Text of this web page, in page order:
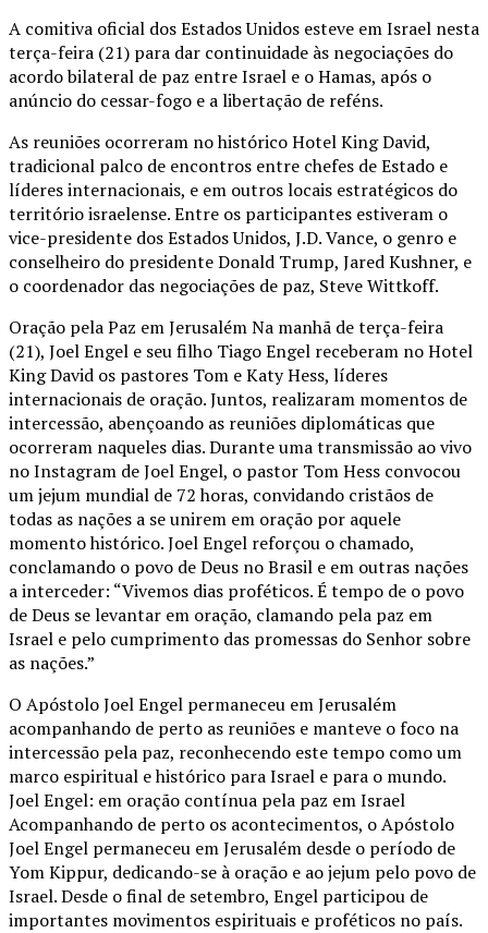
A comitiva oficial dos Estados Unidos esteve em Israel nesta
terça-feira (21) para dar continuidade às negociações do
acordo bilateral de paz entre Israel e o Hamas, após o
anúncio do cessar-fogo e a libertação de reféns.
As reuniões ocorreram no histórico Hotel King David,
tradicional palco de encontros entre chefes de Estado e
líderes internacionais, e em outros locais estratégicos do
território israelense. Entre os participantes estiveram o
vice-presidente dos Estados Unidos, J.D. Vance, o genro e
conselheiro do presidente Donald Trump, Jared Kushner, e
o coordenador das negociações de paz, Steve Wittkoff.
Oração pela Paz em Jerusalém Na manhã de terça-feira
(21), Joel Engel e seu filho Tiago Engel receberam no Hotel
King David os pastores Tom e Katy Hess, líderes
internacionais de oração. Juntos, realizaram momentos de
intercessão, abençoando as reuniões diplomáticas que
ocorreram naqueles dias. Durante uma transmissão ao vivo
no Instagram de Joel Engel, o pastor Tom Hess convocou
um jejum mundial de 72 horas, convidando cristãos de
todas as nações a se unirem em oração por aquele
momento histórico. Joel Engel reforçou o chamado,
conclamando o povo de Deus no Brasil e em outras nações
a interceder: “Vivemos dias proféticos. É tempo de o povo
de Deus se levantar em oração, clamando pela paz em
Israel e pelo cumprimento das promessas do Senhor sobre
as nações.”
O Apóstolo Joel Engel permaneceu em Jerusalém
acompanhando de perto as reuniões e manteve o foco na
intercessão pela paz, reconhecendo este tempo como um
marco espiritual e histórico para Israel e para o mundo.
Joel Engel: em oração contínua pela paz em Israel
Acompanhando de perto os acontecimentos, o Apóstolo
Joel Engel permaneceu em Jerusalém desde o período de
Yom Kippur, dedicando-se à oração e ao jejum pelo povo de
Israel. Desde o final de setembro, Engel participou de
importantes movimentos espirituais e proféticos no país.